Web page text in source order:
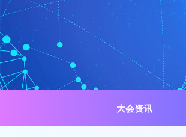
大会资讯